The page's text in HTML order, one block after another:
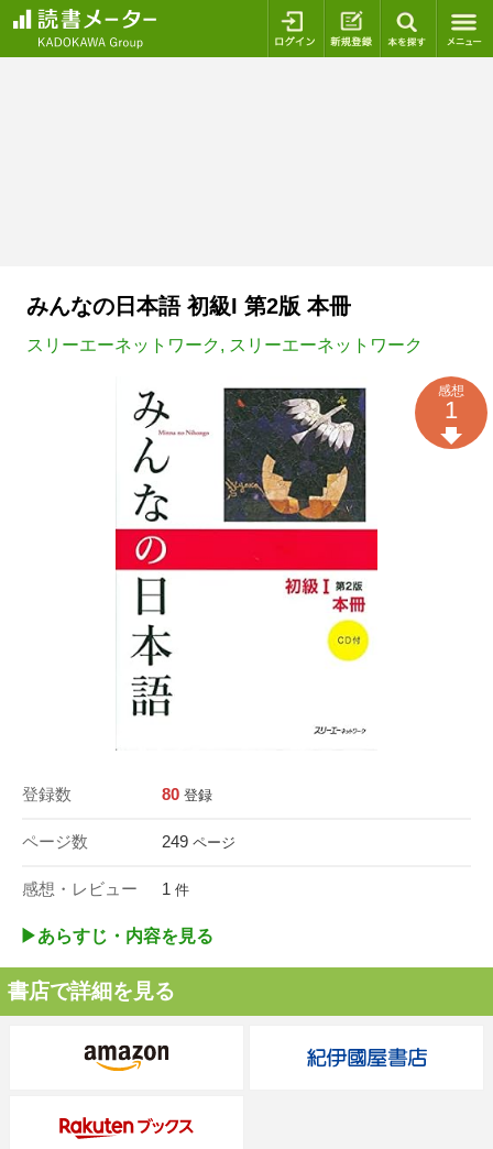
ログイン 新規登録
みんなの日本語 初級I 第2版 本冊
スリーエーネットワーク, スリーエーネットワーク
登録数 80 登録
ページ数 249 ページ
感想・レビュー 1 件
感想
1
▶︎あらすじ・内容を見る
書店で詳細を見る